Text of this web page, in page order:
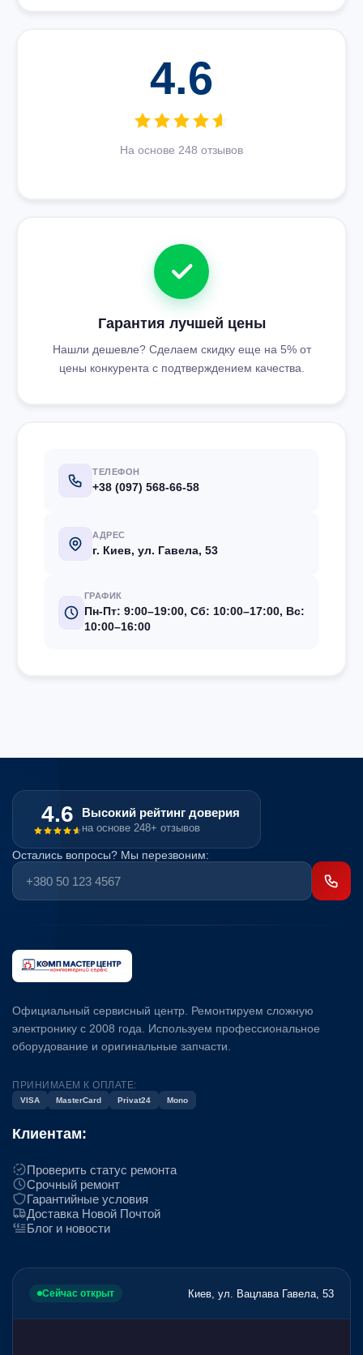
4.6
На основе 248 отзывов
Гарантия лучшей цены
Нашли дешевле? Сделаем скидку еще на 5% от
цены конкурента с подтверждением качества.
ТЕЛЕФОН
+38 (097) 568-66-58
АДРЕС
г. Киев, ул. Гавела, 53
ГРАФИК
Пн-Пт: 9:00–19:00, Сб: 10:00–17:00, Вс:
10:00–16:00
4.6 Высокий рейтинг доверия
на основе 248+ отзывов
Остались вопросы? Мы перезвоним:
Официальный сервисный центр. Ремонтируем сложную
электронику с 2008 года. Используем профессиональное
оборудование и оригинальные запчасти.
ПРИНИМАЕМ К ОПЛАТЕ:
VISA MasterCard Privat24 Mono
Клиентам:
Проверить статус ремонта
Срочный ремонт
Гарантийные условия
Доставка Новой Почтой
Блог и новости
Сейчас открыт Киев, ул. Вацлава Гавела, 53